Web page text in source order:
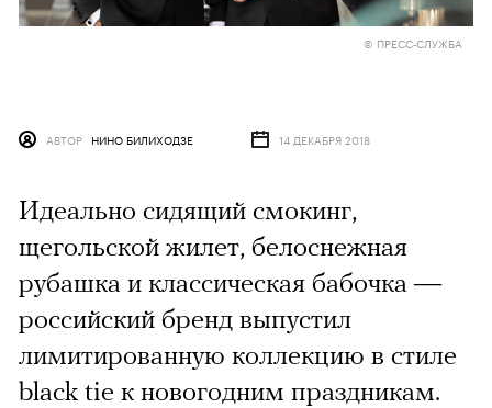
© ПРЕСС-СЛУЖБА
АВТОР НИНО БИЛИХОДЗЕ 14 ДЕКАБРЯ 2018
Идеально сидящий смокинг,
щегольской жилет, белоснежная
рубашка и классическая бабочка —
российский бренд выпустил
лимитированную коллекцию в стиле
black tie к новогодним праздникам.